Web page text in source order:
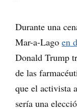
Durante una
Mar-a-Lago en
Donald Trump
de las
que el activista
sería una